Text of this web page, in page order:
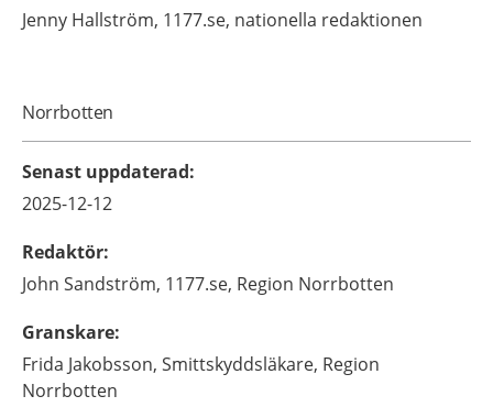
Jenny Hallström, 1177.se, nationella redaktionen
Norrbotten
Senast uppdaterad:
2025-12-12
Redaktör:
John Sandström, 1177.se, Region Norrbotten
Granskare:
Frida Jakobsson, Smittskyddsläkare, Region
Norrbotten